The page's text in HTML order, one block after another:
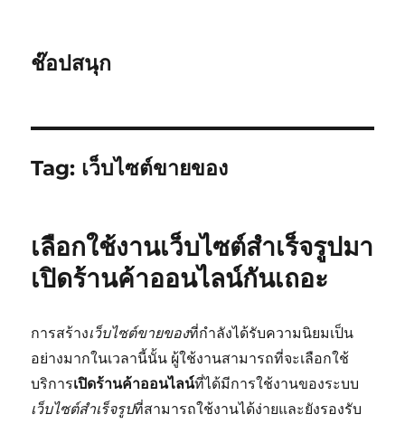
ช๊อปสนุก
Tag: เว็บไซต์ขายของ
เลือกใช้งานเว็บไซต์สำเร็จรูปมา
เปิดร้านค้าออนไลน์กันเถอะ
การสร้างเว็บไซต์ขายของที่กำลังได้รับความนิยมเป็น
อย่างมากในเวลานี้นั้น ผู้ใช้งานสามารถที่จะเลือกใช้
บริการเปิดร้านค้าออนไลน์ที่ได้มีการใช้งานของระบบ
เว็บไซต์สำเร็จรูปที่สามารถใช้งานได้ง่ายและยังรองรับ